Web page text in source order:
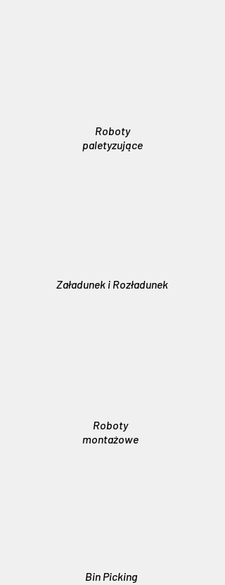
Roboty
paletyzujące
Załadunek i Rozładunek
Roboty
montażowe
Bin Picking